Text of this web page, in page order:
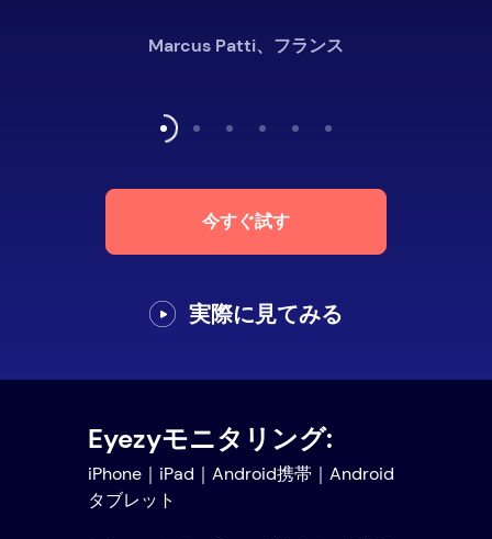
Marcus Patti、フランス
今すぐ試す
実際に見てみる
Eyezyモニタリング:
iPhone｜iPad｜Android携帯｜Android
タブレット